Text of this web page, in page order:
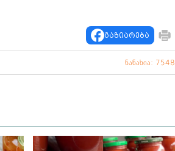
გაზიარება
ნანახია: 7548